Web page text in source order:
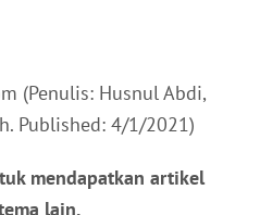
(Penulis: Husnul Abdi,
Published: 4/1/2021)
mendapatkan artikel
lain.